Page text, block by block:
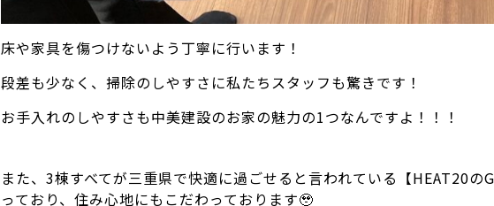
床や家具を傷つけないよう丁寧に行います！
段差も少なく、掃除のしやすさに私たちスタッフも驚きです！
お手入れのしやすさも中美建設のお家の魅力の1つなんですよ！！！
また、3棟すべてが三重県で快適に過ごせると言われている【HEAT20の
っており、住み心地にもこだわっております🥹